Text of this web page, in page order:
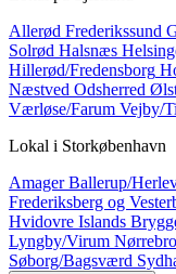
Allerød Frederikssund
Solrød Halsnæs
Hillerød/Fredensborg
Næstved Odsherred
Værløse/Farum Vejby/
Lokal i Storkøbenhavn
AmagerBallerup/
Frederiksberg og
Hvidovre Islands
Lyngby/Virum
Søborg/Bagsværd